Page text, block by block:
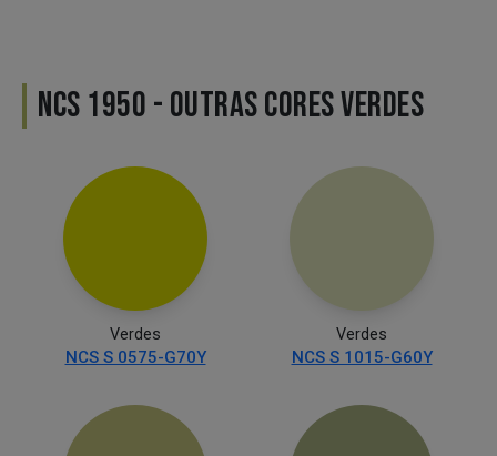
NCS 1950 - OUTRAS CORES VERDES
Verdes
NCS S 0575-G70Y
Verdes
NCS S 1015-G60Y